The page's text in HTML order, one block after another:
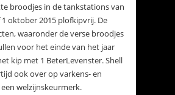
broodjes in de tankstations van
1 oktober 2015 plofkipvrij. De
waaronder de verse broodjes
voor het einde van het jaar
kip met 1 BeterLevenster. Shell
ook over op varkens- en
welzijnskeurmerk.